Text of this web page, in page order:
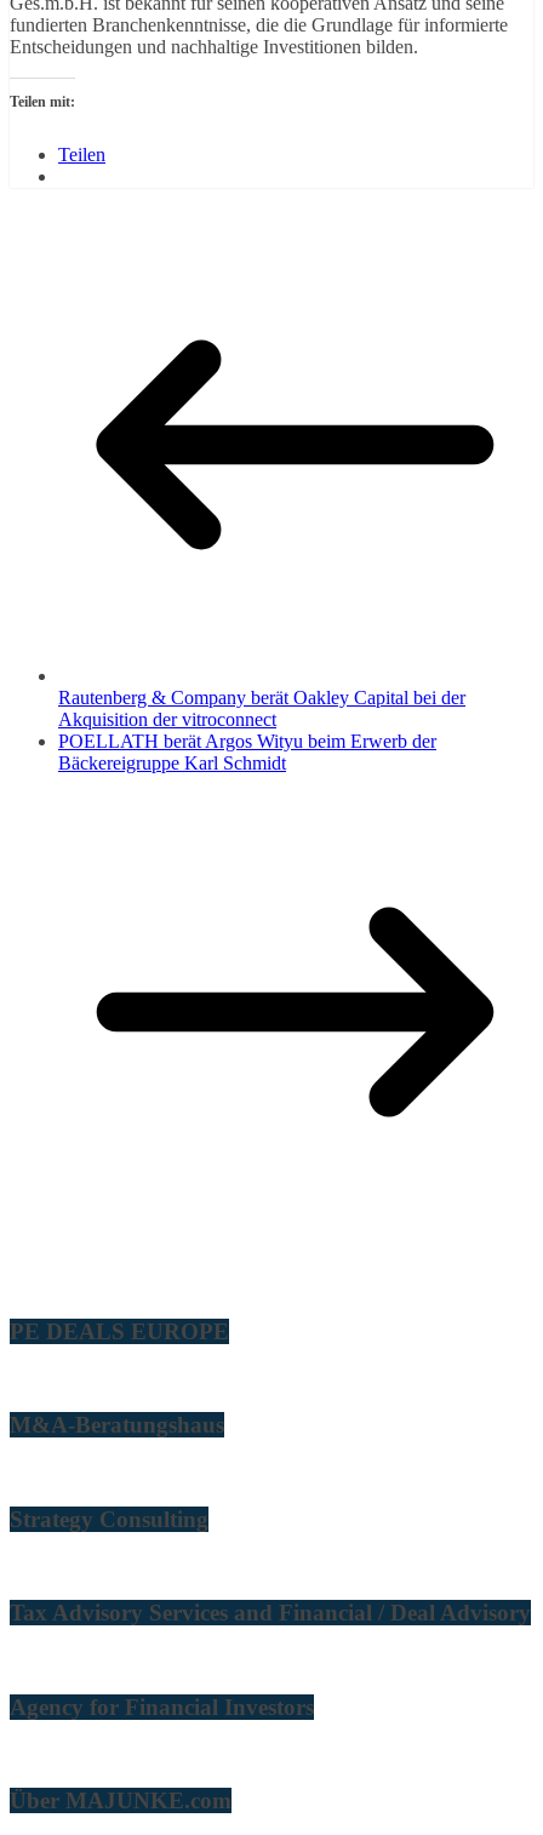
fundierten Branchenkenntnisse, die die Grundlage für informierte
Entscheidungen und nachhaltige Investitionen bilden.
Teilen mit:
Teilen
Rautenberg & Company berät Oakley Capital bei der
Akquisition der vitroconnect
POELLATH berät Argos Wityu beim Erwerb der
Bäckereigruppe Karl Schmidt
PE DEALS EUROPE
M&A-Beratungshaus
Strategy Consulting
Tax Advisory Services and Financial / Deal Advisory
Agency for Financial Investors
Über MAJUNKE.com